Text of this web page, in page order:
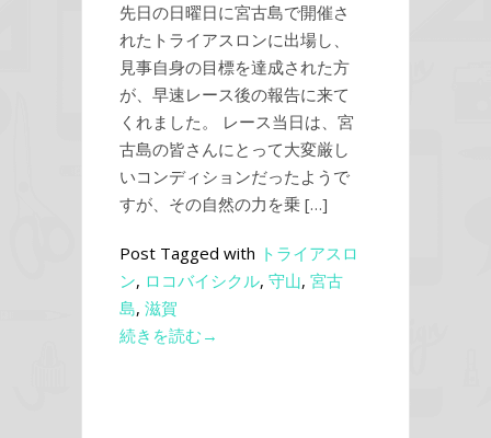
先日の日曜日に宮古島で開催さ
れたトライアスロンに出場し、
見事自身の目標を達成された方
が、早速レース後の報告に来て
くれました。 レース当日は、宮
古島の皆さんにとって大変厳し
いコンディションだったようで
すが、その自然の力を乗 […]
Post Tagged with トライアスロ
ン, ロコバイシクル, 守山, 宮古
島, 滋賀
続きを読む→